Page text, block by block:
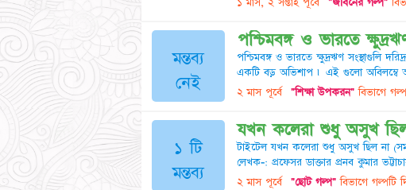
মন্তব্য
নেই
পশ্চিমবঙ্গ ও ভারতে
পশ্চিমবঙ্গ ও ভারতে ক্ষুদ্রঋণ সংস্থাগুলি
একটি বড় অভিশাপ ৷ এই গুলো অবিলম্বে
২ মাস পূর্বে "শিক্ষা উপকরন"বিভাগে
১ টি
মন্তব্য
যখন কলেরা শুধু অসুখ
টাইটেল যখন কলেরা শুধু অসুখ ছিল না
লেখক-: প্রফেসর ডাক্তার প্রনব কুমার
২ মাস পূর্বে "ছোট গল্প"বিভাগে গল্পটি